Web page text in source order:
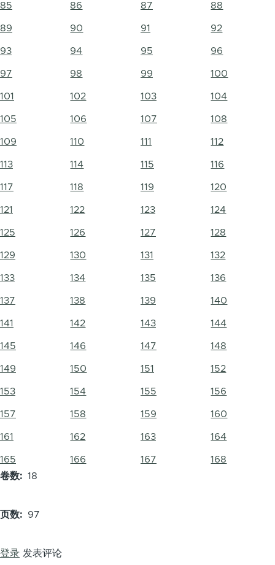
85 86 87 88
89 90 91 92
93 94 95 96
97 98 99 100
101 102 103 104
105 106 107 108
109 110 111 112
113 114 115 116
117 118 119 120
121 122 123 124
125 126 127 128
129 130 131 132
133 134 135 136
137 138 139 140
141 142 143 144
145 146 147 148
149 150 151 152
153 154 155 156
157 158 159 160
161 162 163 164
165 166 167
168
卷数
18
页数 97
登录 发表评论